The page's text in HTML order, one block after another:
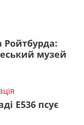
Ройтбурда:
музей
Е536 псує